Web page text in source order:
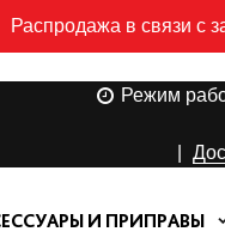
Распродажа в связи с
Режим
И ПРИПРАВЫ